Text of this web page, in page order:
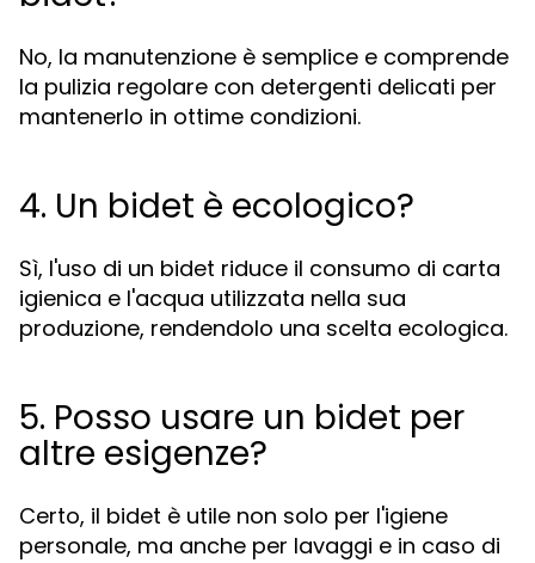
No, la manutenzione è semplice e comprende
la pulizia regolare con detergenti delicati per
mantenerlo in ottime condizioni.
4. Un bidet è ecologico?
Sì, l'uso di un bidet riduce il consumo di carta
igienica e l'acqua utilizzata nella sua
produzione, rendendolo una scelta ecologica.
5. Posso usare un bidet per
altre esigenze?
Certo, il bidet è utile non solo per l'igiene
personale, ma anche per lavaggi e in caso di